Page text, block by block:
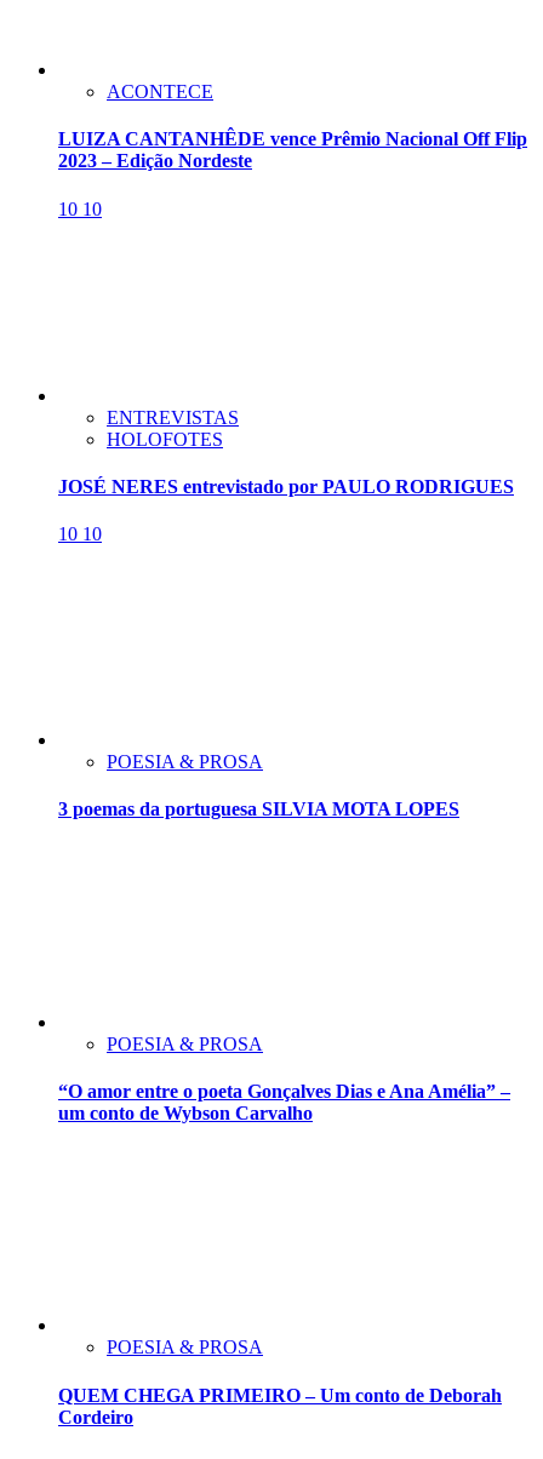
ACONTECE
LUIZA CANTANHÊDE vence Prêmio Nacional Off Flip
2023 – Edição Nordeste
10 10
ENTREVISTAS
HOLOFOTES
JOSÉ NERES entrevistado por PAULO RODRIGUES
10 10
POESIA & PROSA
3 poemas da portuguesa SILVIA MOTA LOPES
POESIA & PROSA
“O amor entre o poeta Gonçalves Dias e Ana Amélia” –
um conto de Wybson Carvalho
POESIA & PROSA
QUEM CHEGA PRIMEIRO – Um conto de Deborah
Cordeiro